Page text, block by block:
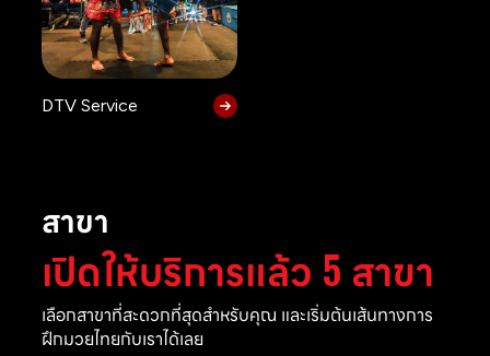
DTV Service
สาขา
เปิดให้บริการแล้ว 5 สาขา
เลือกสาขาที่สะดวกที่สุดสำหรับคุณ และเริ่มต้นเส้นทางการ
ฝึกมวยไทยกับเราได้เลย